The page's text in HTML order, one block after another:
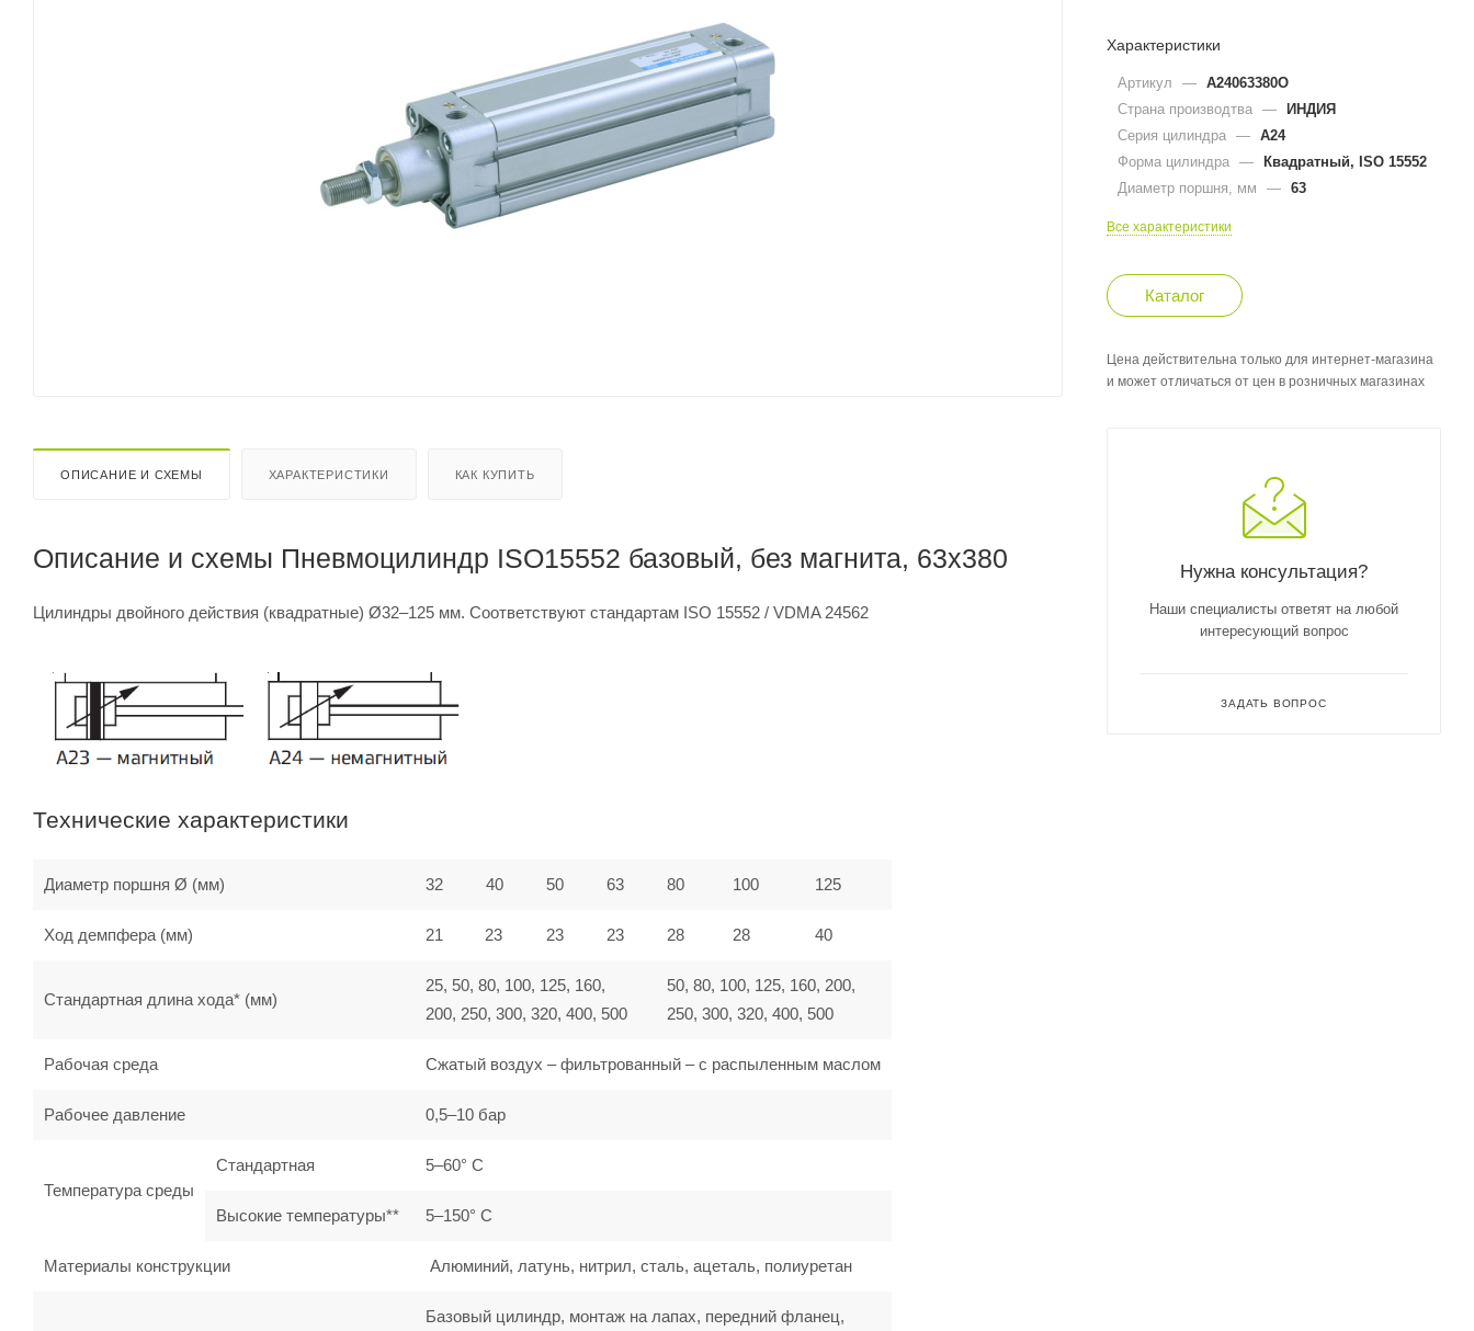
ОПИСАНИЕ И СХЕМЫ ХАРАКТЕРИСТИКИ КАК КУПИТЬ
Описание и схемы Пневмоцилиндр ISO15552 базовый, без магнита, 63x380
Цилиндры двойного действия (квадратные) Ø32–125 мм. Соответствуют стандартам ISO 15552 / VDMA 24562
Технические характеристики
Диаметр поршня Ø (мм) 32 40 50 63 80 100 125
Ход демпфера (мм) 21 23 23 23 28 28 40
Стандартная длина хода* (мм)
25, 50, 80, 100, 125, 160,
200, 250, 300, 320, 400, 500
50, 80, 100, 125, 160, 200,
250, 300, 320, 400, 500
Рабочая среда Сжатый воздух – фильтрованный – с распыленным маслом
Рабочее давление 0,5–10 бар
Температура среды
Стандартная 5–60° C
Высокие температуры** 5–150° C
Материалы конструкции Алюминий, латунь, нитрил, сталь, ацеталь, полиуретан
Базовый цилиндр, монтаж на лапах, передний фланец,
Характеристики
Артикул — A24063380O
Страна производтва — ИНДИЯ
Серия цилиндра — A24
Форма цилиндра — Квадратный, ISO 15552
Диаметр поршня, мм
— 63
Все характеристики
Каталог
Цена действительна только для интернет-магазина
и может отличаться от цен в розничных магазинах
Нужна консультация?
Наши специалисты ответят на любой
интересующий вопрос
ЗАДАТЬ ВОПРОС